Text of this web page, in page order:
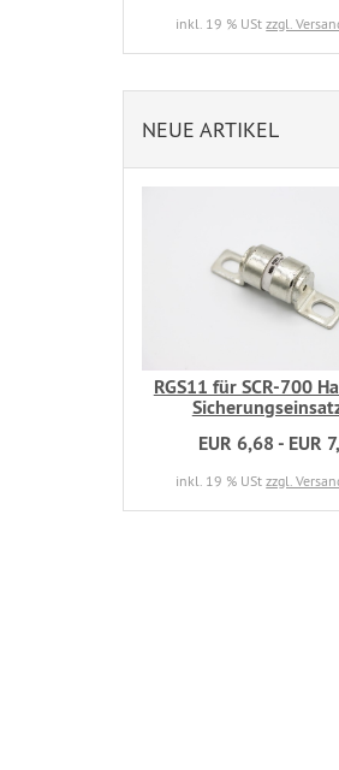
inkl. 19 % UStzzgl.
NEUE ARTIKEL
RGS11 für SCR-700
EUR 6,68 - EUR
inkl. 19 % UStzzgl.